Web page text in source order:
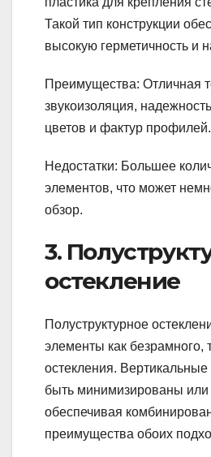
Такой тип конструкции
высокую герметичность и
Преимущества: Отличная
звукоизоляция,
цветов и фактур профилей.
Недостатки: Большее
элементов, что может
обзор.
3.
остекление
Полуструктурное
элементы как безрамного,
остекления.
быть минимизированы или
обеспечивая
преимущества обоих